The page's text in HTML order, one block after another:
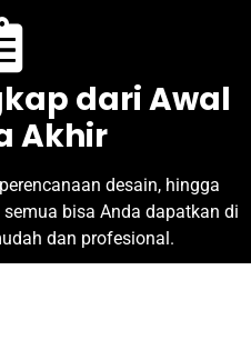
dari Awal
Akhir
desain, hingga
bisa Anda dapatkan di
dan profesional.